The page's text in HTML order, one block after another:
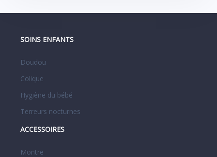
SOINS ENFANTS
Doudou
Colique
Hygiène du bébé
Terreurs nocturnes
ACCESSOIRES
Montre